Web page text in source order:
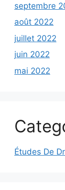
septembre
août 2022
juillet 2022
juin 2022
mai 2022
Études De